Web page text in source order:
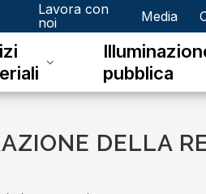
Lavora con
noi
Media
pubblica
DELLA